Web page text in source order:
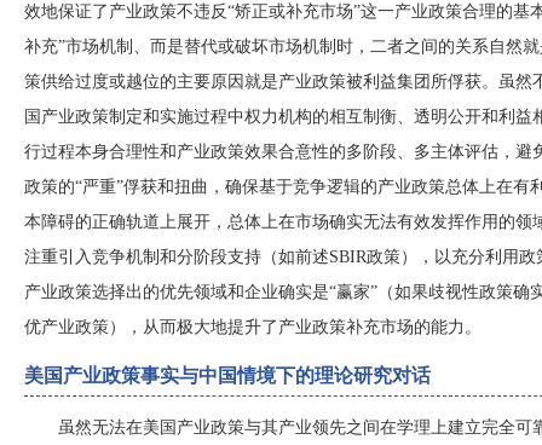
效地保证了产业政策不违反“矫正或补充市场”这一产业政策合理的基
补充”市场机制、而是替代或破坏市场机制时，二者之间的关系自然
策供给过度或越位的主要原因就是产业政策被利益集团所俘获。虽
国产业政策制定和实施过程中权力机构的相互制衡、透明公开和利
行过程本身合理性和产业政策效果合意性的多阶段、多主体评估，
政策的“严重”俘获和扭曲，确保基于竞争逻辑的产业政策总体上在
本障碍的正确轨道上展开，总体上在市场确实无法有效发挥作用的
注重引入竞争机制和分阶段支持（如前述SBIR政策），以充分利用
产业政策选择出的优先领域和企业确实是“赢家”（如果歧视性政策
优产业政策），从而极大地提升了产业政策补充市场的能力。
美国产业政策事实与中国情境下的理论研究对话
虽然无法在美国产业政策与其产业领先之间在学理上建立完全